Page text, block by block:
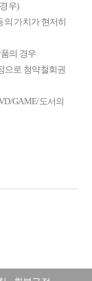
우)
의 가치가 현저히
의 경우
으로 청약철회권
GAME/도서의